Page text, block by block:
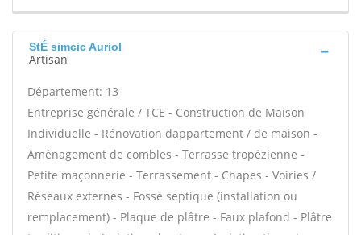
StÉ simcic Auriol
Artisan
Département: 13
Entreprise générale / TCE - Construction de Maison
Individuelle - Rénovation dappartement / de maison -
Aménagement de combles - Terrasse tropézienne -
Petite maçonnerie - Terrassement - Chapes - Voiries /
Réseaux externes - Fosse septique (installation ou
remplacement) - Plaque de plâtre - Faux plafond - Plâtre